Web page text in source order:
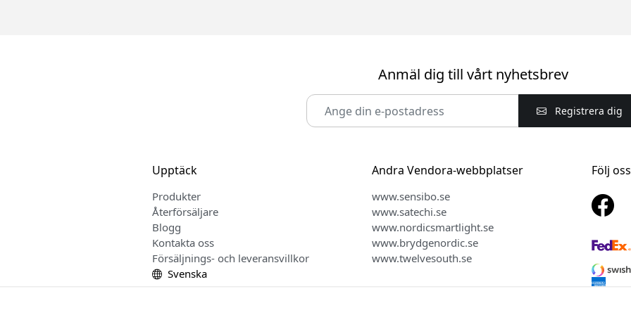
Anmäl dig till vårt nyhetsbrev
Registrera dig
Upptäck
Produkter
Återförsäljare
Blogg
Kontakta oss
Försäljnings- och leveransvillkor
Svenska
Andra Vendora-webbplatser
www.sensibo.se
www.satechi.se
www.nordicsmartlight.se
www.brydgenordic.se
www.twelvesouth.se
Följ